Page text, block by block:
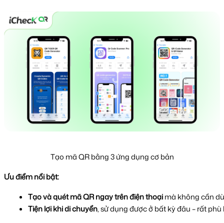
Tạo mã QR bằng 3 ứng dụng cơ bản
Ưu điểm nổi bật:
Tạo và quét mã QR ngay trên điện thoại mà không cần
Tiện lợi khi di chuyển, sử dụng được ở bất kỳ đâu – rất